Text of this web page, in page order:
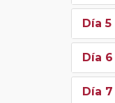
Día 5
Día 6
Día 7